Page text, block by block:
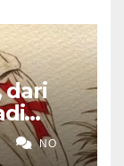
dari
NO